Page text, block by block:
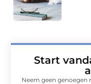
Start
Neem geen genoegen